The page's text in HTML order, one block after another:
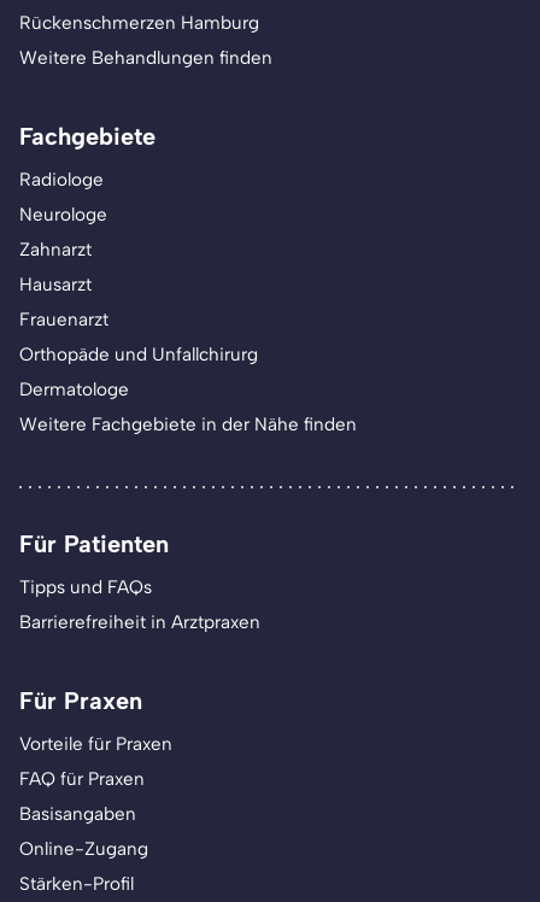
Rückenschmerzen Hamburg
Weitere Behandlungen finden
Fachgebiete
Radiologe
Neurologe
Zahnarzt
Hausarzt
Frauenarzt
Orthopäde und Unfallchirurg
Dermatologe
Weitere Fachgebiete in der Nähe finden
Für Patienten
Tipps und FAQs
Barrierefreiheit in Arztpraxen
Für Praxen
Vorteile für Praxen
FAQ für Praxen
Basisangaben
Online-Zugang
Stärken-Profil